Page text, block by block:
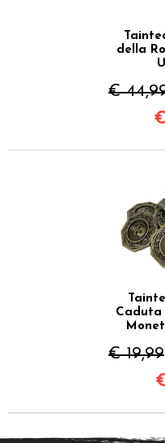
della
€
€
Caduta
€ 19,99